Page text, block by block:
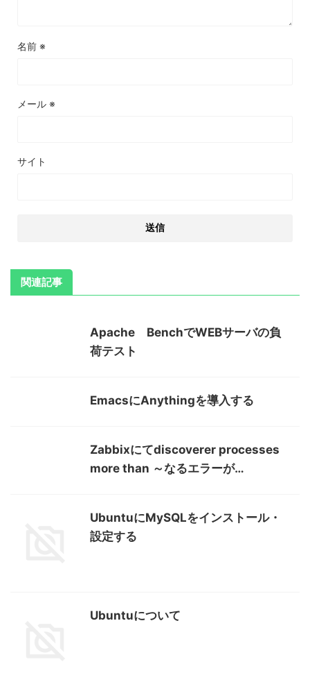
名前 ※
メール ※
サイト
関連記事
Apache BenchでWEBサーバの負
荷テスト
EmacsにAnythingを導入する
Zabbixにてdiscoverer processes
more than ～なるエラーが…
UbuntuにMySQLをインストール・
設定する
Ubuntuについて